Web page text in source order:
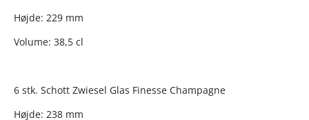
Højde: 229 mm
Volume: 38,5 cl
6 stk. Schott Zwiesel Glas Finesse Champagne
Højde: 238 mm